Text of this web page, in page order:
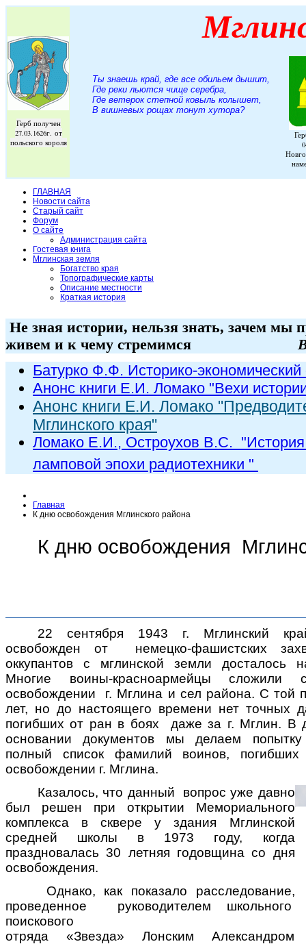
Герб получен
27.03.1626г. от
польского короля
Ты знаешь край, где все обильем дышит,
Где реки льются чище серебра,
Где ветерок степной ковыль колышет,
В вишневых рощах тонут хутора?
ГЛАВНАЯ
Новости сайта
Старый сайт
Форум
О сайте
Администрация сайта
Гостевая книга
Мглинская земля
Богатство края
Топографические карты
Описание местности
Краткая история
Не зная истории, нельзя знать, зачем мы
живем и к чему стремимся
Батурко Ф.Ф. Историко-экономический
Анонс книги Е.И. Ломако "Вехи
Анонс книги Е.И. Ломако
Мглинского края"
Ломако Е.И., Остроухов В.С. "
ламповой эпохи радиотехники "
Главная
К дню освобождения Мглинского района
К дню освобождения
22 сентября 1943 г. Мглинский
освобожден от немецко-фашистских
оккупантов с мглинской земли досталось
Многие воины-красноармейцы сложили
освобождении г. Мглина и сел района. С той
лет, но до настоящего времени нет точных
погибших от ран в боях даже за г. Мглин. В
основании документов мы делаем попытку
полный список фамилий воинов,
освобождении г. Мглина.
Казалось, что данный вопрос уже давно
был решен при открытии Мемориального
комплекса в сквере у здания Мглинской
средней школы в 1973 году, когда
праздновалась 30 летняя годовщина со дня
освобождения.
Однако, как показало расследование,
проведенное руководителем школьного
поискового
отряда «Звезда» Лонским Александром